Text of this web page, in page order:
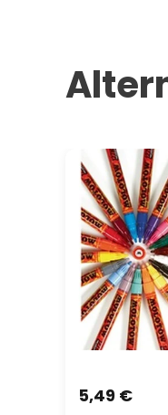
Akrylové fixky
ONE4ALL 2mm
5,49 €